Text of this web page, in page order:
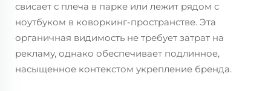
свисает с плеча в парке или лежит рядом с
ноутбуком в коворкинг-пространстве. Эта
органичная видимость не требует затрат на
рекламу, однако обеспечивает подлинное,
насыщенное контекстом укрепление бренда.